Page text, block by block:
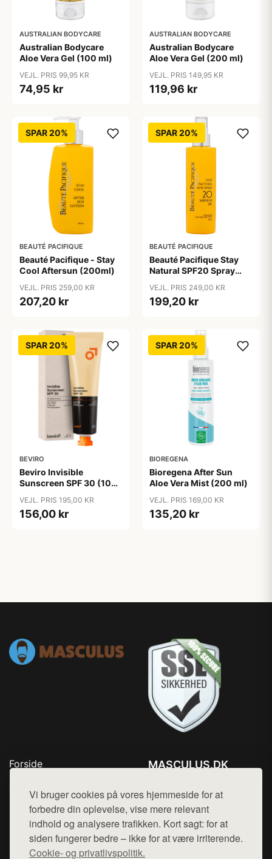
Vi bruger cookies på vores hjemmeside for at
forbedre din oplevelse, vise mere relevant
indhold og analysere trafikken. Kort sagt: for at
siden fungerer bedre – ikke for at være irriterende.
Cookie- og privatlivspolitik.
AUSTRALIAN BODYCARE
Australian Bodycare
Aloe Vera Gel (100 ml)
VEJL. PRIS 99,95 KR
74,95 kr
AUSTRALIAN BODYCARE
Australian Bodycare
Aloe Vera Gel (200 ml)
VEJL. PRIS 149,95 KR
119,96 kr
SPAR 20%
BEAUTÉ PACIFIQUE
Beauté Pacifique - Stay
Cool Aftersun (200ml)
VEJL. PRIS 259,00 KR
207,20 kr
SPAR 20%
BEAUTÉ PACIFIQUE
Beauté Pacifique Stay
Natural SPF20 Spray
VEJL. PRIS 249,00 KR
199,20 kr
SPAR 20%
BEVIRO
Beviro Invisible
Sunscreen SPF 30 (100
VEJL. PRIS 195,00 KR
156,00 kr
SPAR 20%
BIOREGENA
Bioregena After Sun
Aloe Vera Mist (200 ml)
VEJL. PRIS 169,00 KR
135,20 kr
Forside
Top Rabatter
Kontakt
MASCULUS.DK
Mail: hej@want.dk
Cookie- og privatlivspolitik